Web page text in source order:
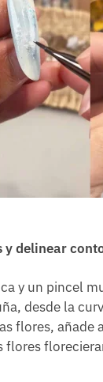
delinear
y un pincel
desde la
flores,
flores